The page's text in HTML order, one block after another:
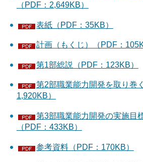
（PDF：2,649KB）
表紙（PDF：35KB）
計画（もくじ）（PDF：
第1部総説（PDF：123KB）
第2部職業能力開発を取り巻
1,920KB）
第3部職業能力開発の実施目
（PDF：433KB）
参考資料（PDF：170KB）